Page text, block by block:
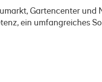
Gartencenter und
ein umfangreiches